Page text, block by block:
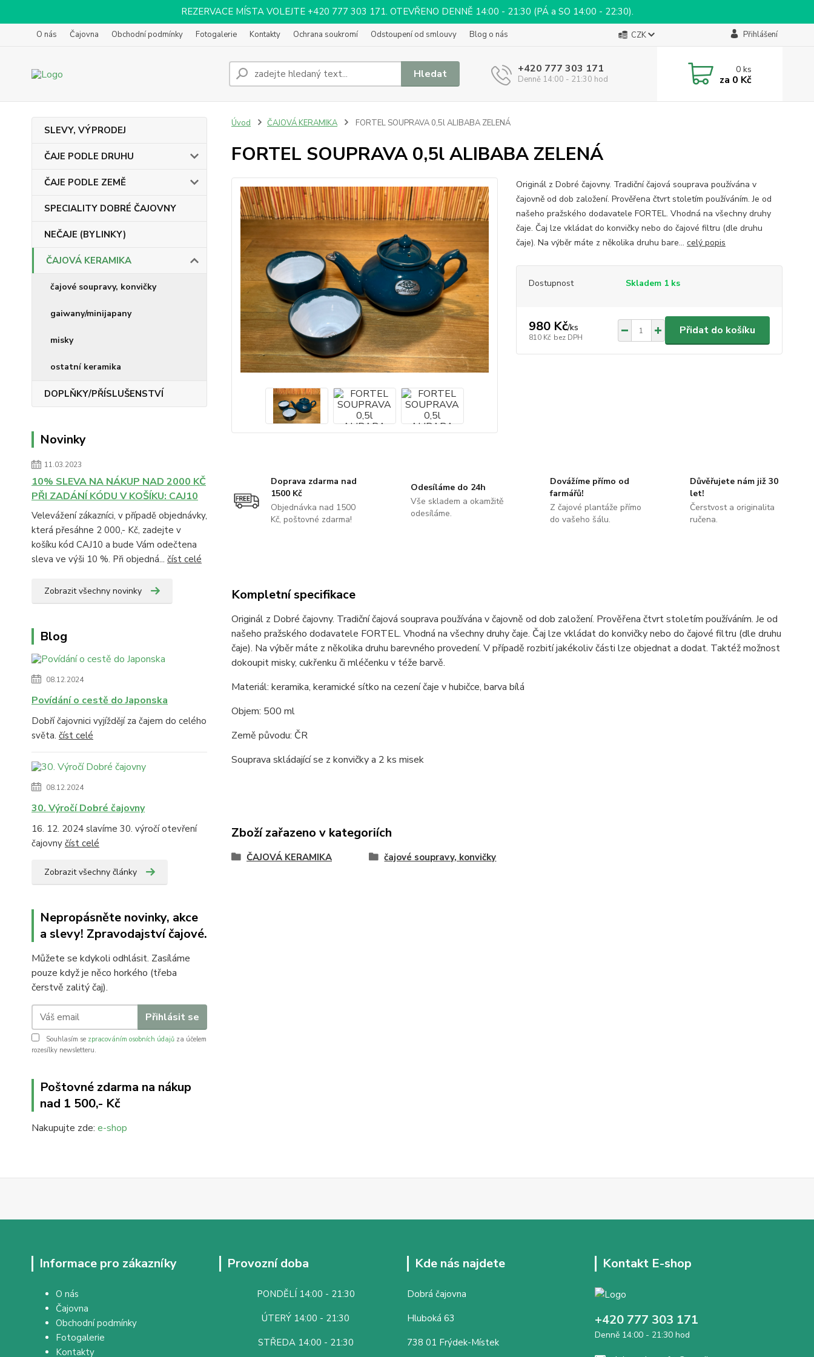
REZERVACE MÍSTA VOLEJTE +420 777 303 171. OTEVŘENO DENNĚ 14:00 - 21:30 (PÁ a SO 14:00 - 22:30).
O nás Čajovna Obchodní podmínky Fotogalerie Kontakty Ochrana soukromí Odstoupení od smlouvy Blog o nás CZK Přihlášení
Hledat +420 777 303 171
Denně 14:00 - 21:30 hod
0ks
za 0 Kč
SLEVY, VÝPRODEJ
ČAJE PODLE DRUHU
ČAJE PODLE ZEMĚ
SPECIALITY DOBRÉ ČAJOVNY
NEČAJE (BYLINKY)
ČAJOVÁ KERAMIKA
čajové soupravy, konvičky
gaiwany/minijapany
misky
ostatní keramika
DOPLŇKY/PŘÍSLUŠENSTVÍ
Novinky
11.03.2023
10% SLEVA NA NÁKUP NAD 2000 KČ
PŘI ZADÁNÍ KÓDU V KOŠÍKU: CAJ10
Velevážení zákazníci, v případě objednávky,
která přesáhne 2 000,- Kč, zadejte v
košíku kód CAJ10 a bude Vám odečtena
sleva ve výši 10 %. Při objedná... číst celé
Zobrazit všechny novinky
Blog
08.12.2024
Povídání o cestě do Japonska
Dobří čajovnici vyjíždějí za čajem do celého
světa. číst celé
08.12.2024
30. Výročí Dobré čajovny
16. 12. 2024 slavíme 30. výročí otevření
čajovny číst celé
Zobrazit všechny články
Nepropásněte novinky, akce
a slevy! Zpravodajství čajové.
Můžete se kdykoli odhlásit. Zasíláme
pouze když je něco horkého (třeba
čerstvě zalitý čaj).
Přihlásit se
Souhlasím se zpracováním osobních údajů za účelem
rozesílky newsletteru.
Poštovné zdarma na nákup
nad 1 500,- Kč
Nakupujte zde: e-shop
Úvod ČAJOVÁ KERAMIKA FORTEL SOUPRAVA 0,5l ALIBABA ZELENÁ
FORTEL SOUPRAVA 0,5l ALIBABA ZELENÁ
Originál z Dobré čajovny. Tradiční čajová souprava používána v
čajovně od dob založení. Prověřena čtvrt stoletím používáním. Je od
našeho pražského dodavatele FORTEL. Vhodná na všechny druhy
čaje. Čaj lze vkládat do konvičky nebo do čajové filtru (dle druhu
čaje). Na výběr máte z několika druhu bare... celý popis
Dostupnost Skladem 1 ks
980 Kč/ks
810 Kč bez DPH
Přidat do košíku
Doprava zdarma nad
1500 Kč
Objednávka nad 1500
Kč, poštovné zdarma!
Odesíláme do 24h
Vše skladem a okamžitě
odesíláme.
Dovážíme přímo od
farmářů!
Z čajové plantáže přímo
do vašeho šálu.
Důvěřujete nám již 30
let!
Čerstvost a originalita
ručena.
Kompletní specifikace
Originál z Dobré čajovny. Tradiční čajová souprava používána v čajovně od dob založení. Prověřena čtvrt stoletím používáním. Je od
našeho pražského dodavatele FORTEL. Vhodná na všechny druhy čaje. Čaj lze vkládat do konvičky nebo do čajové filtru (dle druhu
čaje). Na výběr máte z několika druhu barevného provedení. V případě rozbití jakékoliv části lze objednat a dodat. Taktéž možnost
dokoupit misky, cukřenku či mléčenku v téže barvě.
Materiál: keramika, keramické sítko na cezení čaje v hubičce, barva bílá
Objem: 500 ml
Země původu: ČR
Souprava skládající se z konvičky a 2 ks misek
Zboží zařazeno v kategoriích
ČAJOVÁ KERAMIKA čajové soupravy, konvičky
Informace pro zákazníky
O nás
Čajovna
Obchodní podmínky
Fotogalerie
Kontakty
Provozní doba
PONDĚLÍ 14:00 - 21:30
ÚTERÝ 14:00 - 21:30
STŘEDA 14:00 - 21:30
Kde nás najdete
Dobrá čajovna
Hluboká 63
738 01 Frýdek-Místek
Kontakt E-shop
+420 777 303 171
Denně 14:00 - 21:30 hod